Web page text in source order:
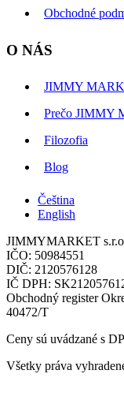
Obchodné
O NÁS
JIMMY
Prečo JIMMY
Filozofia
Blog
Čeština
English
JIMMYMARKET
IČO: 50984551
DIČ: 2120576128
IČ DPH:
Obchodný register
40472/T
Ceny sú uvádzané s
Všetky práva